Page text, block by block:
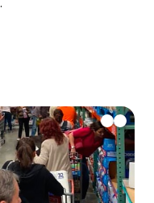
.